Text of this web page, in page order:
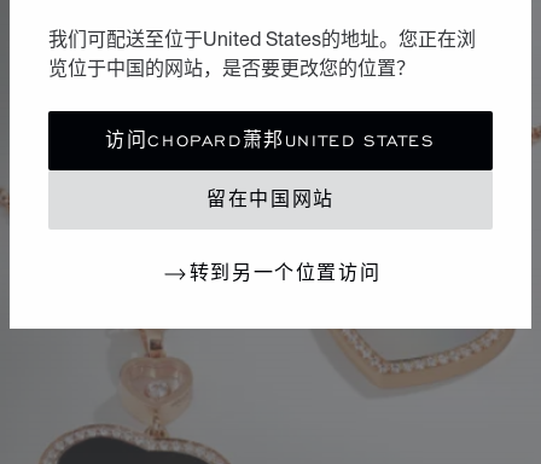
我们可配送至位于United States的地址。您正在浏
览位于中国的网站，是否要更改您的位置？
访问CHOPARD萧邦UNITED STATES
留在中国网站
转到另一个位置访问